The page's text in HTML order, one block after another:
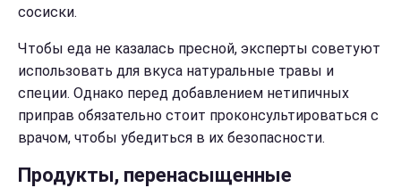
сосиски.
Чтобы еда не казалась пресной, эксперты советуют
использовать для вкуса натуральные травы и
специи. Однако перед добавлением нетипичных
приправ обязательно стоит проконсультироваться с
врачом, чтобы убедиться в их безопасности.
Продукты, перенасыщенные